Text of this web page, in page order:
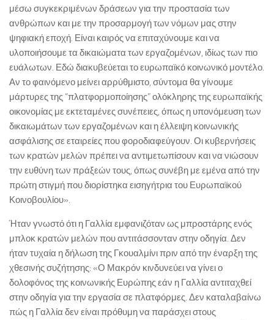
μέσω συγκεκριμένων δράσεων για την προστασία των
ανθρώπων και με την προσαρμογή των νόμων μας στην
ψηφιακή εποχή. Είναι καιρός να επιταχύνουμε και να
υλοποιήσουμε τα δικαιώματα των εργαζομένων, ιδίως των πιο
ευάλωτων. Εδώ διακυβεύεται το ευρωπαϊκό κοινωνικό μοντέλο.
Αν το φαινόμενο μείνει αρρύθμιστο, σύντομα θα γίνουμε
μάρτυρες της “πλατφορμοποίησης” ολόκληρης της ευρωπαϊκής
οικονομίας με εκτεταμένες συνέπειες, όπως η υπονόμευση των
δικαιωμάτων των εργαζομένων και η έλλειψη κοινωνικής
ασφάλισης σε εταιρείες που φοροδιαφεύγουν. Οι κυβερνήσεις
των κρατών μελών πρέπει να αντιμετωπίσουν και να νιώσουν
την ευθύνη των πράξεών τους, όπως συνέβη με εμένα από την
πρώτη στιγμή που διορίστηκα εισηγήτρια του Ευρωπαϊκού
Κοινοβουλίου».
Ήταν γνωστό ότι η Γαλλία εμφανιζόταν ως μπροστάρης ενός
μπλοκ κρατών μελών που αντιτάσσονταν στην οδηγία. Δεν
ήταν τυχαία η δήλωση της Γκουαλμίνι πριν από την έναρξη της
χθεσινής συζήτησης: «Ο Μακρόν κινδυνεύει να γίνει ο
δολοφόνος της κοινωνικής Ευρώπης εάν η Γαλλία αντιταχθεί
στην οδηγία για την εργασία σε πλατφόρμες. Δεν καταλαβαίνω
πώς η Γαλλία δεν είναι πρόθυμη να παράσχει στους